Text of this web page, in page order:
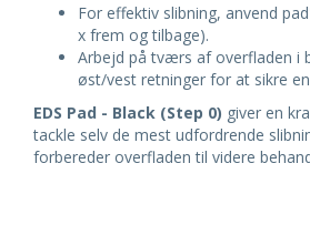
For effektiv slibning, anvend
x frem og tilbage).
Arbejd på tværs af overfladen i
øst/vest retninger for at sikre
EDS Pad - Black (Step 0) giver en
tackle selv de mest udfordrende
forbereder overfladen til videre